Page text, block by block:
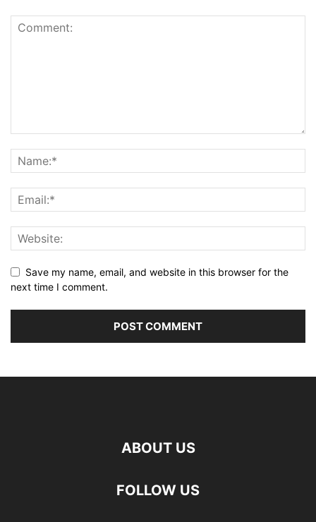
Save my name, email, and website in this browser for the
next time I comment.
ABOUT US
FOLLOW US